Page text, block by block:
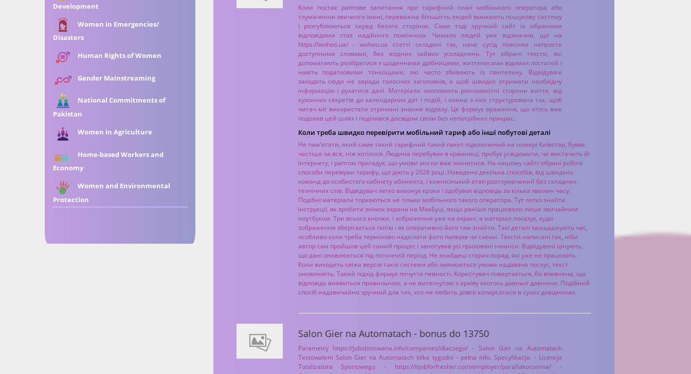
Development
Women in Emergencies/
Disasters
Human Rights of Women
Gender Mainstreaming
National Commitments of
Pakistan
Women in Agriculture
Home-based Workers and
Economy
Women and Environmental
Protection
Коли постає раптове запитання про тарифний план мобільного оператора або
тлумачення звичного імені, переважна більшість людей вмикають пошукову систему
і розгублюються серед безлічі сторінок. Саме тоді зручний сайт із зібраними
відповідями стає надійного помічника. Чимало людей уже відзначив, що на
https://wohoo.ua/ - wohoo.ua статті складені так, наче сусід пояснює непросте
доступними словами, без жодних зайвих ускладнень. Тут зібрані тексти, які
допомагають розібратися з щоденними дрібницями, життєписами відомих постатей і
навіть податковими тонкощами, які часто збивають із пантелику. Відвідувачі
заходять сюди не заради голосних заголовків, а щоб швидко отримати необхідну
інформацію і рухатися далі. Матеріали охоплюють різноманітні сторони життя, від
кухонних секретів до календарних дат і подій, і кожна з них структурована так, щоб
читач міг використати отримані знання відразу. Це формує враження, що хтось вже
подолав цей шлях і поділився досвідом своїм без непотрібних прикрас.
Коли треба швидко перевірити мобільний тариф або інші побутові деталі
Не пам'ятати, який саме такий тарифний такий пакет підключений на номері Київстар, буває
частіше за все, ніж хотілося. Людина перебуває в крамниці, пробує усвідомити, чи вистачить їй
інтернету, і раптом пригадує, що умови могли вже змінитися. На нашому сайті зібрані робочі
способи перевірки тарифу, що діють у 2026 році. Наведено декілька способів, від швидких
команд до особистого кабінету абонента, і кожнісінький етап розтлумачений без складних
технічних слів. Відвідувач легко виконує кроки і здобуває відповідь за кілька хвилин часу.
Подібні матеріали торкаються не тільки мобільного такого оператора. Тут легко знайти
інструкції, як зробити знімок екрана на МакБуці, якщо раніше працювали лише звичайним
ноутбуком. Три всього кнопки, і зображення уже на екрані, а матеріал показує, куди
зображення зберігається потім і як оперативно його там знайти. Такі деталі заощаджують час,
особливо коли треба терміново надіслати фото паперів чи схеми. Тексти написані так, ніби
автор сам пройшов цей самий процес і занотував усі приховані нюанси. Відвідувачі цінують,
що дані оновлюється під поточний період. Не знайдеш старих порад, які уже не працюють.
Коли виходить свіжа версія такої системи або змінюються умови надавача послуг, текст
оновлюють. Такий підхід формує почуття певності. Користувач повертається, бо впевнена, що
відповідь виявиться правильною, а не витягнутою з архіву якогось давньої давнини. Подібний
спосіб надзвичайно зручний для тих, хто не любить довго копирсатися в сухих довідниках.
Salon Gier na Automatach - bonus do 13750
Parametry https://jobsbotswana.info/companies/dlaczego/ - Salon Gier na Automatach
Testowałem Salon Gier na Automatach kilka tygodni - pełna info. Specyfikacja: - Licencja
Totalizatora Sportowego - https://itjobforfresher.com/employer/parafiakorzenna/ -